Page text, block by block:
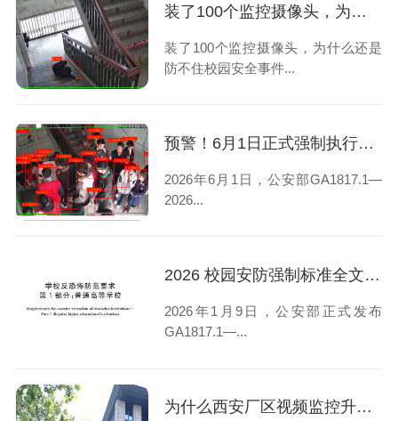
装了100个监控摄像头，为什么还是防不住校园安全事件？
装了100个监控摄像头，为什么还是
防不住校园安全事件...
预警！6月1日正式强制执行｜西安校园安防再不整改将直接问责
2026年6月1日，公安部GA1817.1—
2026...
2026 校园安防强制标准全文解读：陕西校园安防改造指南
2026年1月9日，公安部正式发布
GA1817.1—...
为什么西安厂区视频监控升级改造，要选本地安防公司？